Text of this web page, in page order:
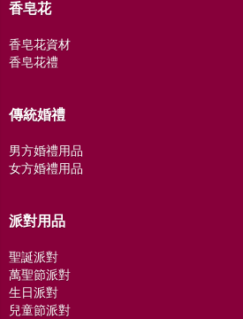
香皂花
香皂花資材
香皂花禮
傳統婚禮
男方婚禮用品
女方婚禮用品
派對用品
聖誕派對
萬聖節派對
生日派對
兒童節派對